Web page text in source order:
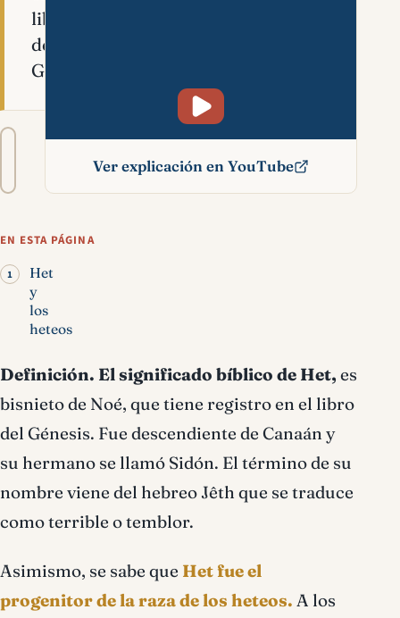
libro
del
Génesis.
Tamaño
A− A+
Ver explicación en YouTube
EN ESTA PÁGINA
Het
y
los
heteos
Definición. El significado bíblico de Het, es
bisnieto de Noé, que tiene registro en el libro
del Génesis. Fue descendiente de Canaán y
su hermano se llamó Sidón. El término de su
nombre viene del hebreo Jêth que se traduce
como terrible o temblor.
Asimismo, se sabe que Het fue el
progenitor de la raza de los heteos. A los